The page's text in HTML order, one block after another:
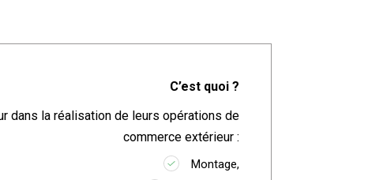
C’est quoi ?
dans la réalisation de leurs opérations de
commerce extérieur :
Montage,